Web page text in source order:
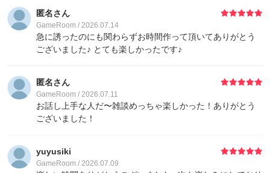
匿名さん
GameRoom / 2026.07.14
急に誘ったのにも関わらずお時間作って頂いてありがとう
ございました♪ とても楽しかったです♪
匿名さん
GameRoom / 2026.07.11
お話し上手な人だ〜雑談めっちゃ楽しかった！ありがとう
ございました！
yuyusiki
GameRoom / 2026.07.09